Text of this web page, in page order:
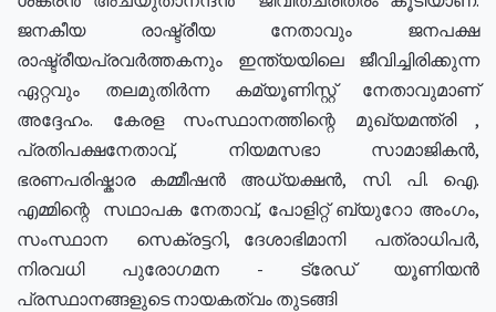
ജനകീയ രാഷ്ട്രീയ നേതാവും ജനപക്ഷ
രാഷ്ട്രീയപ്രവർത്തകനും ഇന്ത്യയിലെ ജീവിച്ചിരിക്കുന്ന
ഏറ്റവും തലമുതിർന്ന കമ്യൂണിസ്റ്റ് നേതാവുമാണ്
അദ്ദേഹം. കേരള സംസ്ഥാനത്തിന്റെ മുഖ്യമന്ത്രി ,
പ്രതിപക്ഷനേതാവ്, നിയമസഭാ സാമാജികൻ,
ഭരണപരിഷ്കാര കമ്മീഷൻ അധ്യക്ഷൻ, സി. പി. ഐ.
എമ്മിന്റെ സഥാപക നേതാവ്, പോളിറ്റ് ബ്യുറോ അംഗം,
സംസ്ഥാന സെക്രട്ടറി, ദേശാഭിമാനി പത്രാധിപർ,
നിരവധി പുരോഗമന - ട്രേഡ് യൂണിയൻ
പ്രസ്ഥാനങ്ങളുടെ നായകത്വം തുടങ്ങി